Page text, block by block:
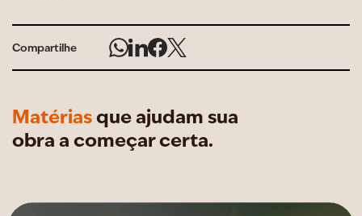
Compartilhe
Matériasque ajudam sua
obra a começar certa.